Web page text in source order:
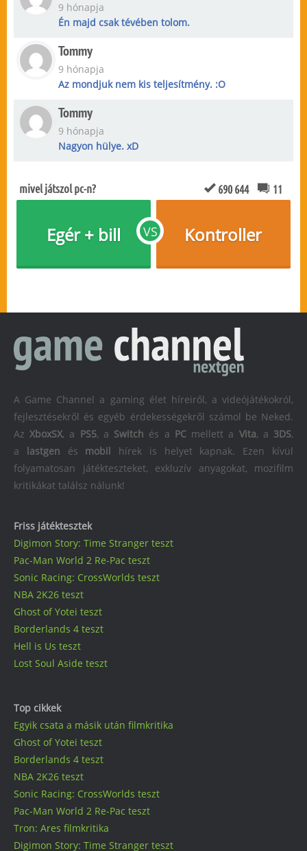
9 hónapja
Én majd csak tévében tolom.
Tommy
9 hónapja
Az mondjuk nem kis teljesítmény. :O
Tommy
9 hónapja
Nagyon hülye. xD
mivel játszol pc-n? 690 644 11
VS
Egér + bill Kontroller
Friss játéktesztek
Digimon Story: Time Stranger teszt
Pac-Man World 2 Re-Pac teszt
Sonic Racing: CrossWorlds teszt
NBA 2K26 teszt
Ghost of Yotei teszt
Borderlands 4 teszt
Hell is Us teszt
Lost Soul Aside teszt
Top cikkek
Egyik csata a másik után filmkritika
Ghost of Yotei teszt
Borderlands 4 teszt
NBA 2K26 teszt
Sonic Racing: CrossWorlds teszt
Pac-Man World 2 Re-Pac teszt
Tron: Ares filmkritika
Digimon Story: Time Stranger teszt
A Game Channel a gaming élet híreiről, a videójátékokról,
fejlesztésekről és egyéb érdekességekről számol be Neked.
AzXboxSX, a PS5, a Switch és a PCmellett a Vita, a 3DS,
a
lastgen és mobil
hírek is helyet kapnak. Ezen kívül
folyamatosan játékteszteket, exkluzív anyagokat, mozifilm
kritikákat találsz nálunk!